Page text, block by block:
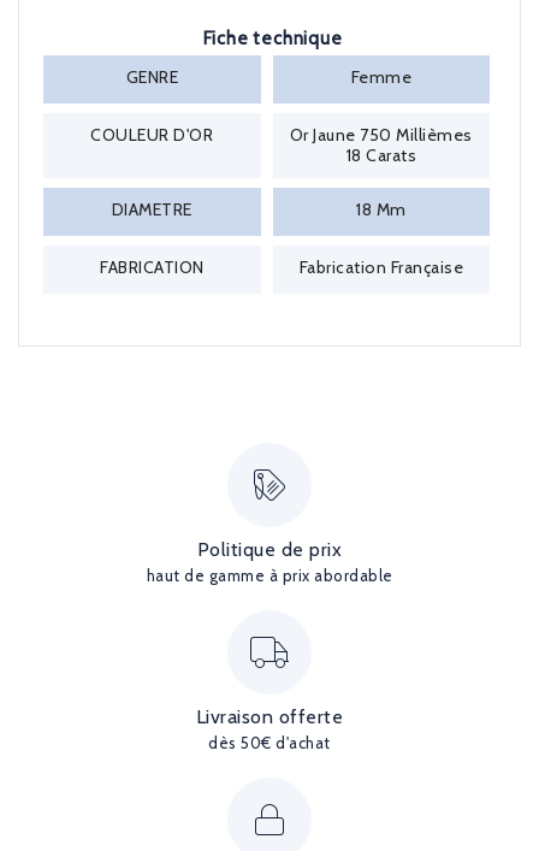
Fiche technique
GENRE
Femme
COULEUR D'OR
Or Jaune 750 Millièmes
18 Carats
DIAMETRE 18 Mm
FABRICATION Fabrication Française
Politique de prix
haut de gamme à prix abordable
Livraison offerte
dès 50€ d'achat